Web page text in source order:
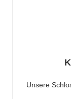
Unsere